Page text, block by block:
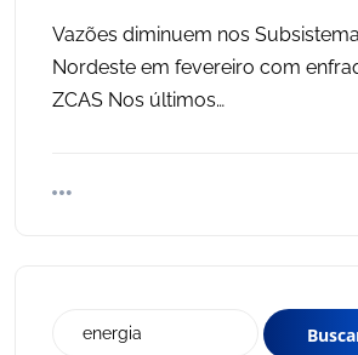
Vazões diminuem nos
Nordeste em fevereiro com
ZCAS Nos últimos…